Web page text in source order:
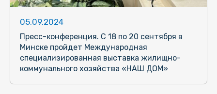
05.09.2024
Пресс-конференция. С 18 по 20 сентября в
Минске пройдет Международная
специализированная выставка жилищно-
коммунального хозяйства «НАШ ДОМ»